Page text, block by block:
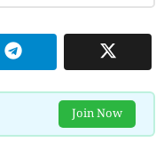
Join Now